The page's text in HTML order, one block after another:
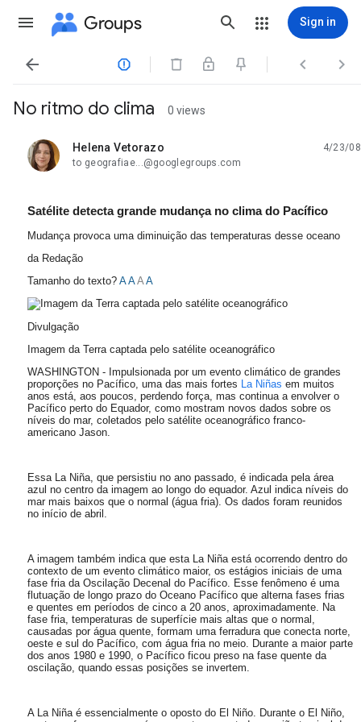
Groups Sign in
   
No ritmo do clima 0 views
Helena Vetorazo
unread,
4/23/08
to geografiae...@googlegroups.com
Satélite detecta grande mudança no clima do Pacífico
Mudança provoca uma diminuição das temperaturas desse oceano
da Redação
Tamanho do texto? A A A A
Divulgação
Imagem da Terra captada pelo satélite oceanográfico
WASHINGTON - Impulsionada por um evento climático de grandes
proporções no Pacífico, uma das mais fortes La Niñas em muitos
anos está, aos poucos, perdendo força, mas continua a envolver o
Pacífico perto do Equador, como mostram novos dados sobre os
níveis do mar, coletados pelo satélite oceanográfico franco-
americano Jason.
Essa La Niña, que persistiu no ano passado, é indicada pela área
azul no centro da imagem ao longo do equador. Azul indica níveis do
mar mais baixos que o normal (água fria). Os dados foram reunidos
no início de abril.
A imagem também indica que esta La Niña está ocorrendo dentro do
contexto de um evento climático maior, os estágios iniciais de uma
fase fria da Oscilação Decenal do Pacífico. Esse fenômeno é uma
flutuação de longo prazo do Oceano Pacífico que alterna fases frias
e quentes em períodos de cinco a 20 anos, aproximadamente. Na
fase fria, temperaturas de superfície mais altas que o normal,
causadas por água quente, formam uma ferradura que conecta norte,
oeste e sul do Pacífico, com água fria no meio. Durante a maior parte
dos anos 1980 e 1990, o Pacífico ficou preso na fase quente da
oscilação, quando essas posições se invertem.
A La Niña é essencialmente o oposto do El Niño. Durante o El Niño,